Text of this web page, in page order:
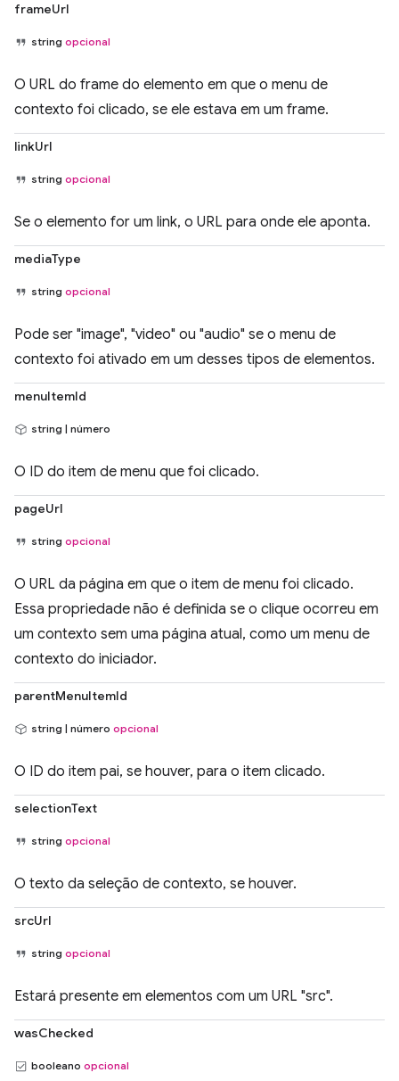
frameUrl
string opcional
O URL do frame do elemento em que o menu de
contexto foi clicado, se ele estava em um frame.
linkUrl
string opcional
Se o elemento for um link, o URL para onde ele aponta.
mediaType
string opcional
Pode ser "image", "video" ou "audio" se o menu de
contexto foi ativado em um desses tipos de elementos.
menuItemId
string | número
O ID do item de menu que foi clicado.
pageUrl
string opcional
O URL da página em que o item de menu foi clicado.
Essa propriedade não é definida se o clique ocorreu em
um contexto sem uma página atual, como um menu de
contexto do iniciador.
parentMenuItemId
string | número opcional
O ID do item pai, se houver, para o item clicado.
selectionText
string opcional
O texto da seleção de contexto, se houver.
srcUrl
string opcional
Estará presente em elementos com um URL "src".
wasChecked
booleano opcional